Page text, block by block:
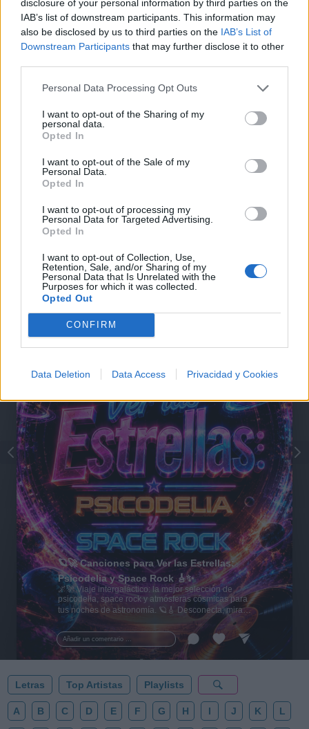
disclosure of your personal information by third parties on the
IAB’s list of downstream participants. This information may
also be disclosed by us to third parties on the IAB’s List of
Downstream Participants that may further disclose it to other
Personal Data Processing Opt Outs
I want to opt-out of the Sharing of my
personal data.
Opted In
I want to opt-out of the Sale of my
Personal Data.
Opted In
I want to opt-out of processing my
Personal Data for Targeted Advertising.
Opted In
I want to opt-out of Collection, Use,
Retention, Sale, and/or Sharing of my
Personal Data that Is Unrelated with the
Purposes for which it was collected.
Opted Out
CONFIRM
Data Deletion Data Access Privacidad y Cookies
+ Letras de Jazz and Soul
Comentar Letra
'Paola y daniel'
Ver perfil
@musicapuntocom Ver perfil
Añadir un comentario ...
🪐🚀 Canciones para Ver las Estrellas:
Psicodelia y Space Rock 🎸✨
🌌🚀 Viaje intergaláctico: la mejor selección de
psicodelia, space rock y atmósferas cósmicas para
tus noches de astronomía. 🪐🎸 Desconecta, mira
al firmamento y siente la gravedad cero. 💾 ¡Guarda
esta colección para tu próxima noche estrellada!
✨⭐
Letras Top Artistas Playlists
A B C D E F G H I J K L